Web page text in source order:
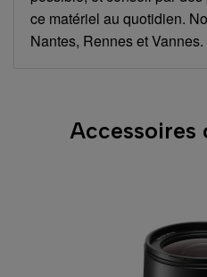
ce matériel au quotidien.
Nantes, Rennes et Vannes.
Accessoires